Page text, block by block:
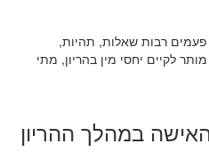
פעמים רבות שאלות, תהיות,
לקיים יחסי מין בהריון, מתי
במהלך ההריון